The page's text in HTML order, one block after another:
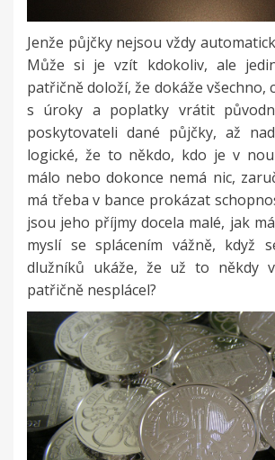
Jenže půjčky nejsou vždy
Může si je vzít kdokoliv, ale
patřičně doloží, že dokáže všechno,
s úroky a poplatky vrátit
poskytovateli dané půjčky, až
logické, že to někdo, kdo je v
málo nebo dokonce nemá nic,
má třeba v bance prokázat
jsou jeho příjmy docela malé, jak
myslí se splácením vážně, když
dlužníků ukáže, že už to někdy
patřičně nesplácel?